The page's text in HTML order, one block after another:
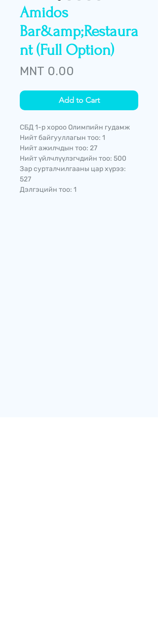
Amidos
Bar&amp;Restaura
nt (Full Option)
MNT 0.00
Add to Cart
СБД 1-р хороо Олимпийн гудамж
Нийт байгууллагын тоо: 1
Нийт ажилчдын тоо: 27
Нийт үйлчлүүлэгчдийн тоо: 500
Зар сурталчилгааны цар хүрээ:
527
Дэлгэцийн тоо: 1